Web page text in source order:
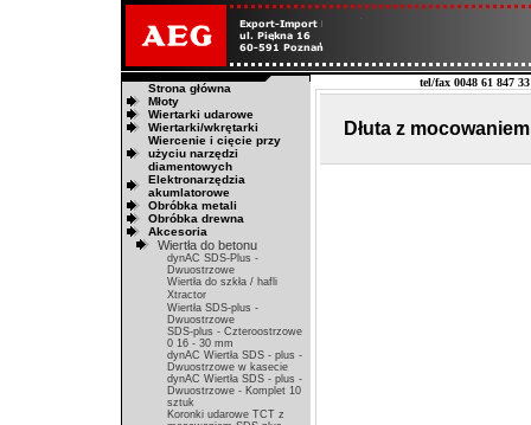
Strona główna
Młoty
Wiertarki udarowe
Wiertarki/wkrętarki
Wiercenie i cięcie przy
użyciu narzędzi
diamentowych
Elektronarzędzia
akumlatorowe
Obróbka metali
Obróbka drewna
Akcesoria
Wiertła do betonu
dynAC SDS-Plus -
Dwuostrzowe
Wiertła do szkła / hafli
Xtractor
Wiertła SDS-plus -
Dwuostrzowe
SDS-plus - Czteroostrzowe
0 16 - 30 mm
dynAC Wiertła SDS - plus -
Dwuostrzowe w kasecie
dynAC Wiertła SDS - plus -
Dwuostrzowe - Komplet 10
sztuk
Koronki udarowe TCT z
tel/fax 0048 61 847
Dłuta z